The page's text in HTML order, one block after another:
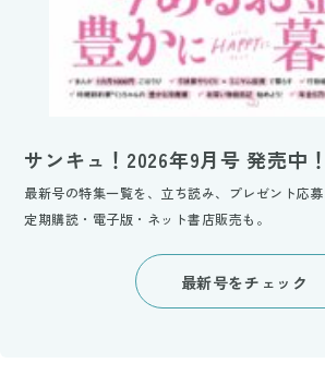
サンキュ！2026年9月号 発売中！
最新号の特集一覧を、立ち読み、プレゼント応募
定期購読・電子版・ネット書店販売も。
最新号をチェック